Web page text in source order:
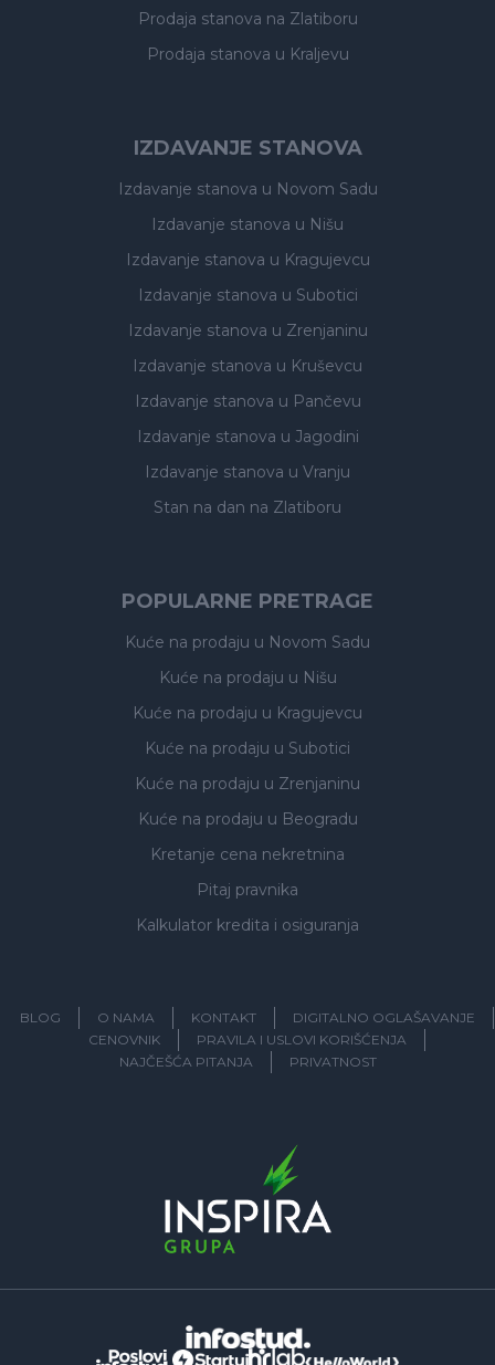
Prodaja stanova na Zlatiboru
Prodaja stanova u Kraljevu
IZDAVANJE STANOVA
Izdavanje stanova u Novom Sadu
Izdavanje stanova u Nišu
Izdavanje stanova u Kragujevcu
Izdavanje stanova u Subotici
Izdavanje stanova u Zrenjaninu
Izdavanje stanova u Kruševcu
Izdavanje stanova u Pančevu
Izdavanje stanova u Jagodini
Izdavanje stanova u Vranju
Stan na dan na Zlatiboru
POPULARNE PRETRAGE
Kuće na prodaju u Novom Sadu
Kuće na prodaju u Nišu
Kuće na prodaju u Kragujevcu
Kuće na prodaju u Subotici
Kuće na prodaju u Zrenjaninu
Kuće na prodaju u Beogradu
Kretanje cena nekretnina
Pitaj pravnika
Kalkulator kredita i osiguranja
BLOG O NAMA KONTAKT
DIGITALNO OGLAŠAVANJE
CENOVNIK
PRAVILA I USLOVI KORIŠĆENJA
NAJČEŠĆA PITANJA
PRIVATNOST